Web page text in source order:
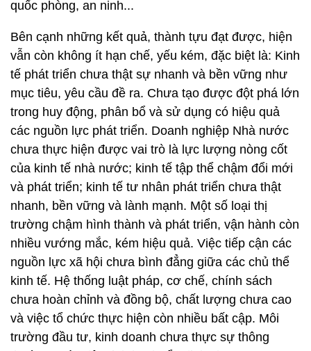
quốc phòng, an ninh...
Bên cạnh những kết quả, thành tựu đạt được, hiện
vẫn còn không ít hạn chế, yếu kém, đặc biệt là: Kinh
tế phát triển chưa thật sự nhanh và bền vững như
mục tiêu, yêu cầu đề ra. Chưa tạo được đột phá lớn
trong huy động, phân bổ và sử dụng có hiệu quả
các nguồn lực phát triển. Doanh nghiệp Nhà nước
chưa thực hiện được vai trò là lực lượng nòng cốt
của kinh tế nhà nước; kinh tế tập thể chậm đổi mới
và phát triển; kinh tế tư nhân phát triển chưa thật
nhanh, bền vững và lành mạnh. Một số loại thị
trường chậm hình thành và phát triển, vận hành còn
nhiều vướng mắc, kém hiệu quả. Việc tiếp cận các
nguồn lực xã hội chưa bình đẳng giữa các chủ thể
kinh tế. Hệ thống luật pháp, cơ chế, chính sách
chưa hoàn chỉnh và đồng bộ, chất lượng chưa cao
và việc tổ chức thực hiện còn nhiều bất cập. Môi
trường đầu tư, kinh doanh chưa thực sự thông